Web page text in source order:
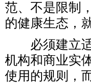
范、不是限制
的健康生态，
必须建立适
机构和商业实
使用的规则，